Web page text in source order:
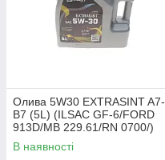
Олива 5W30 EXTRASINT A7-
B7 (5L) (ILSAC GF-6/FORD
913D/MB 229.61/RN 0700/)
(API SN Plus/SP) SOLGY
504016 UA61
В наявності